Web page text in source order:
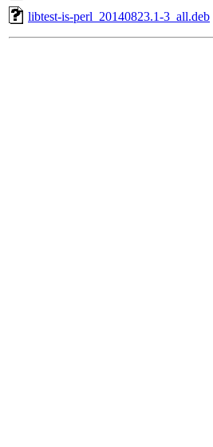
libtest-is-perl_20140823.1-3_all.deb